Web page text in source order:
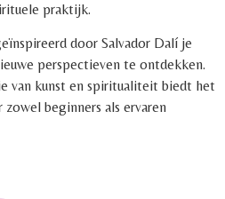
praktijk.
door Salvador Dalí je
perspectieven te ontdekken.
van kunst en spiritualiteit biedt het
beginners als ervaren